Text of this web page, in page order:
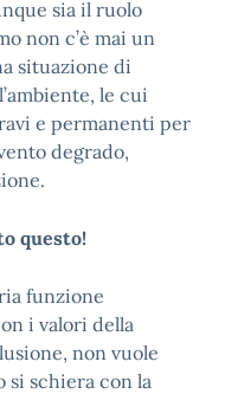
sia il ruolo
non c’è mai un
situazione di
le cui
e permanenti per
degrado,
questo!
funzione
i valori della
non vuole
si schiera con la